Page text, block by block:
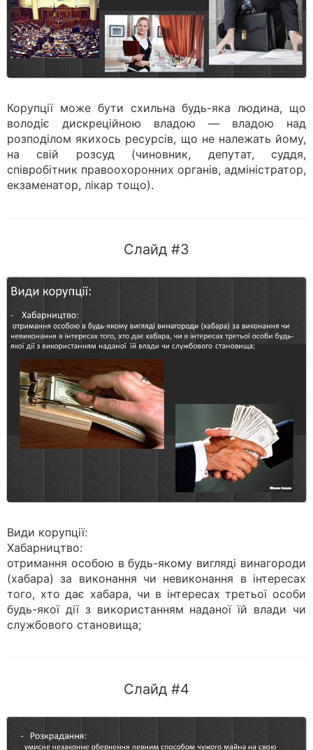
Корупції може бути схильна будь-яка людина, що
володіє дискреційною владою — владою над
розподілом якихось ресурсів, що не належать йому,
на свій розсуд (чиновник, депутат, суддя,
співробітник правоохоронних органів, адміністратор,
екзаменатор, лікар тощо).
Слайд #3
Види корупції:
Хабарництво:
отримання особою в будь-якому вигляді винагороди
(хабара) за виконання чи невиконання в інтересах
того, хто дає хабара, чи в інтересах третьої особи
будь-якої дії з використанням наданої їй влади чи
службового становища;
Слайд #4